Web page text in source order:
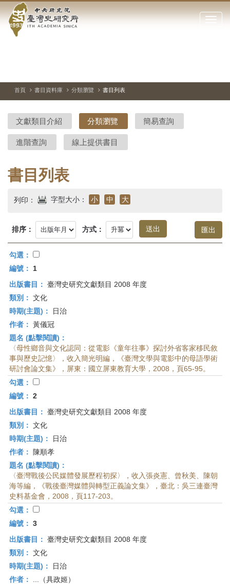
到中
央
院-
臺
灣
史
研
究
首
頁
點
閉
站
停、
圖
圖
結
首頁 書目資料庫 分類瀏覽 書目列表
文獻類目介紹 分類瀏覽 簡易查詢
進階查詢 線上提供書目
書目列表
列印： 字型大小： 小 中 大
排序： 方式：
勾選：
編號：
1
出版書目： 臺灣史研究文獻類目 2008 年度
類別： 文化
時期(主題)：
日治
作者： 黃儀冠
題名 (點擊閱讀)：
〈母性鄉音與文化認同：從電影《童年往事》探討外省客家移民敘
事與歷史記憶〉，收入簡光明編，《臺灣文學與電影中的母語學術
研討會論文集》，屏東：國立屏東教育大學，2008，頁65-95。
勾選：
編號： 2
出版書目： 臺灣史研究文獻類目 2008 年度
類別： 文化
時期(主題)：
日治
作者：
陳順孝
題名 (點擊閱讀)：
〈臺灣戰後公民媒體發展歷程初探〉，收入張炎憲、曾秋美、陳朝
海等編，《戰後臺灣媒體與轉型正義論文集》，臺北：吳三連臺灣
史料基金會，2008，頁117-203。
勾選：
編號： 3
出版書目： 臺灣史研究文獻類目 2008 年度
類別： 文化
時期(主題)：
日治
作者：
...（具政姬）